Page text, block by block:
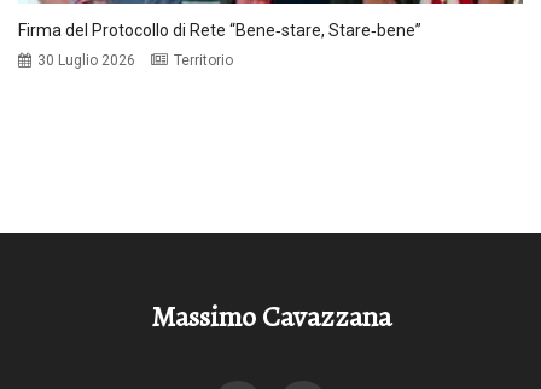
Firma del Protocollo di Rete “Bene‑stare, Stare‑bene”
30 Luglio 2026 Territorio
Massimo Cavazzana